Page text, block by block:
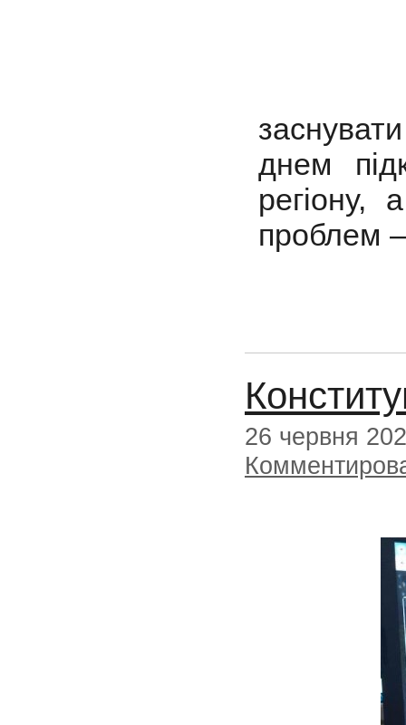
днем
регіону,
проблем
26 червня